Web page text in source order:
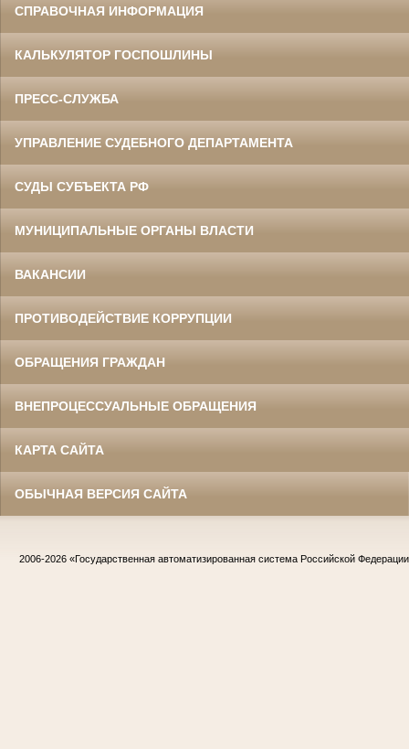
СПРАВОЧНАЯ ИНФОРМАЦИЯ
КАЛЬКУЛЯТОР ГОСПОШЛИНЫ
ПРЕСС-СЛУЖБА
УПРАВЛЕНИЕ СУДЕБНОГО ДЕПАРТАМЕНТА
СУДЫ СУБЪЕКТА РФ
МУНИЦИПАЛЬНЫЕ ОРГАНЫ ВЛАСТИ
ВАКАНСИИ
ПРОТИВОДЕЙСТВИЕ КОРРУПЦИИ
ОБРАЩЕНИЯ ГРАЖДАН
ВНЕПРОЦЕССУАЛЬНЫЕ ОБРАЩЕНИЯ
КАРТА САЙТА
ОБЫЧНАЯ ВЕРСИЯ САЙТА
2006-2026 «Государственная автоматизированная система Российской